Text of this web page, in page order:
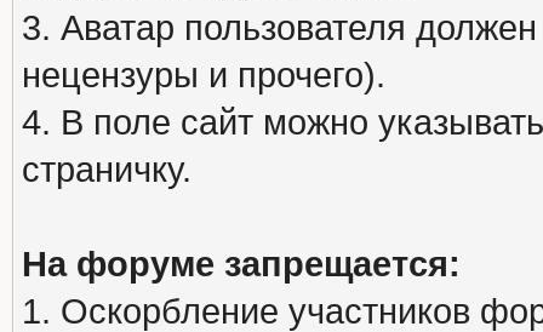
3. Аватар пользователя
нецензуры и прочего).
4. В поле сайт можно
страничку.
На форуме запрещается:
1. Оскорбление участников